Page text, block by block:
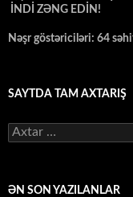
İNDİ ZƏNG EDİN!
Nəşr göstəriciləri: 64
SAYTDA TAM AXTARIŞ
Axtarış:
ƏN SON YAZILANLAR